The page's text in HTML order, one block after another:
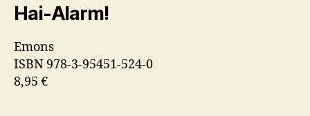
Hai-Alarm!
Emons
ISBN 978-3-95451-524-0
8,95 €